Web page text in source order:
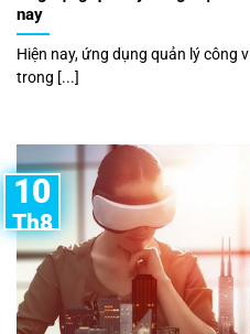
nay
Hiện nay, ứng dụng quản lý công
trong [...]
10
Th8